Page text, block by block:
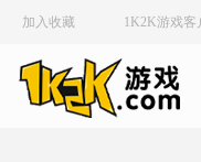
加入收藏 1K2K游戏客